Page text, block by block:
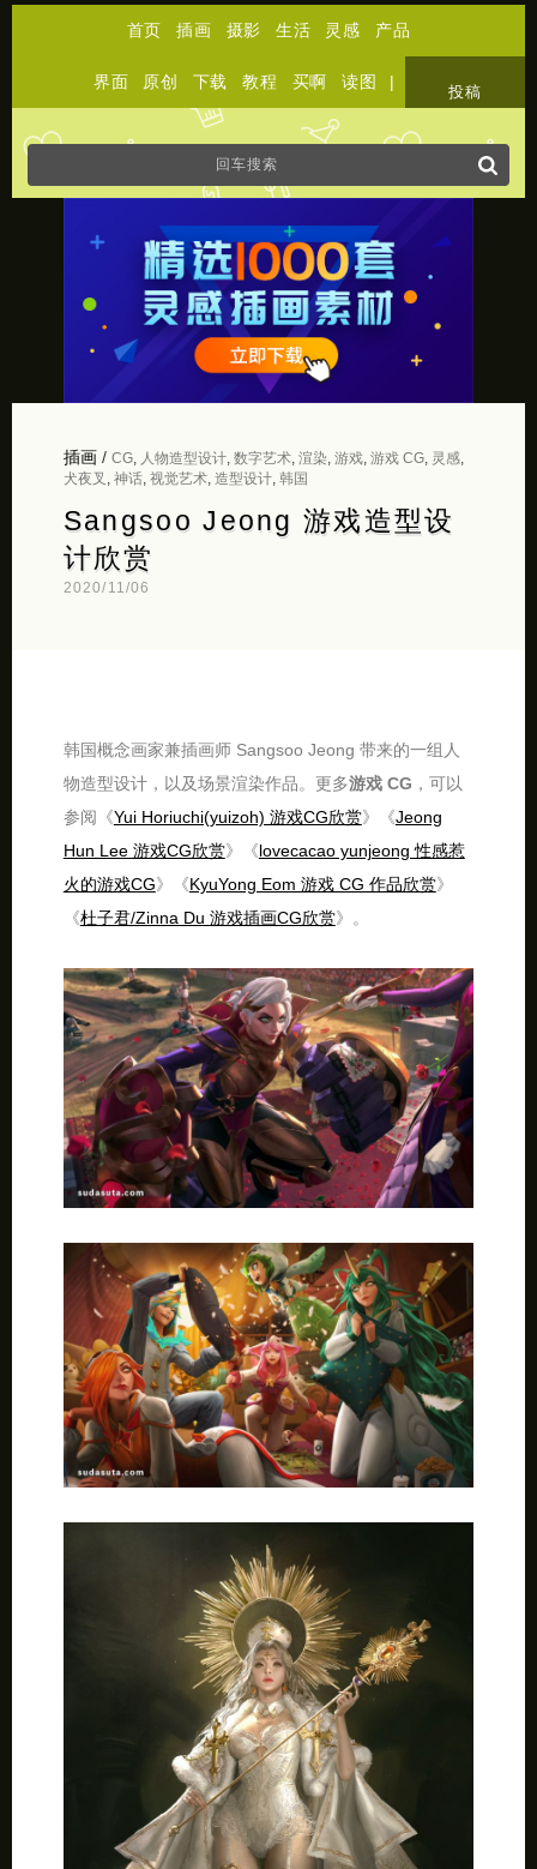
首页 插画 摄影 生活 灵感 产品
界面 原创 下载 教程 买啊 读图 |
投稿
插画/ CG, 人物造型设计, 数字艺术, 渲染 游戏, 游戏 CG, 灵感,
犬夜叉
神话, 视觉艺术, 造型设计, 韩国
Sangsoo Jeong 游戏造型设
计欣赏
2020/11/06
韩国概念画家兼插画师 Sangsoo Jeong 带来的一组人
物造型设计，以及场景渲染作品。更多游戏 CG ，可以
参阅《Yui Horiuchi(yuizoh) 游戏CG欣赏》《Jeong
Hun Lee 游戏CG欣赏》《lovecacao yunjeong 性感惹
火的游戏CG》《KyuYong Eom 游戏 CG 作品欣赏》
《杜子君/Zinna Du 游戏插画CG欣赏》。